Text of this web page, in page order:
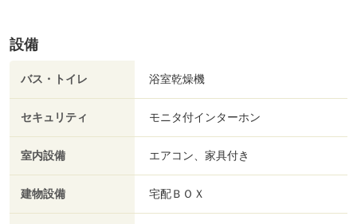
設備
バス・トイレ 浴室乾燥機
セキュリティ モニタ付インターホン
室内設備 エアコン、家具付き
建物設備 宅配ＢＯＸ